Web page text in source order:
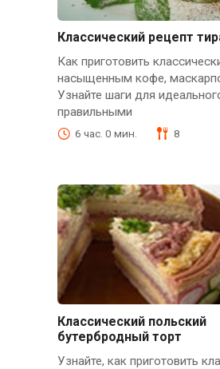
Классический рецепт
Как приготовить
насыщенным кофе,
Узнайте шаги для
правильными
6 час. 0 мин. 8
Классический польский
бутербродный торт
Узнайте, как приготовить